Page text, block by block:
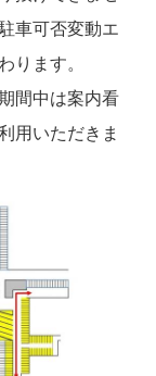
車可否変動エ
ります。
間中は案内看
用いただきま